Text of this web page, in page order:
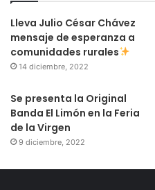
Lleva Julio César Chávez
mensaje de esperanza a
comunidades rurales
14 diciembre, 2022
Se presenta la Original
Banda El Limón en la Feria
de la Virgen
9 diciembre, 2022